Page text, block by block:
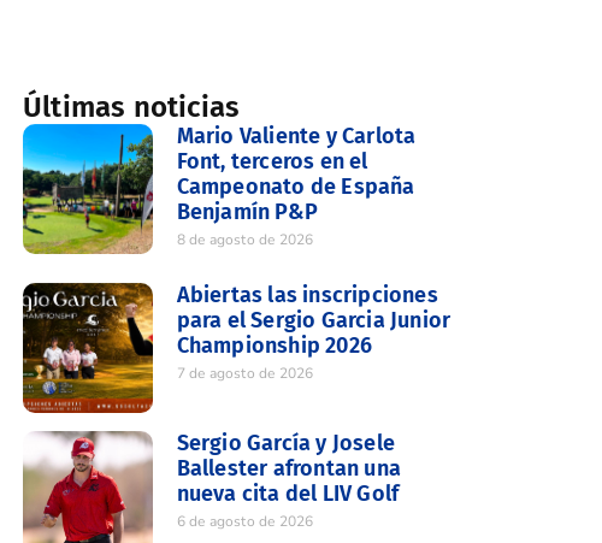
Últimas noticias
Mario Valiente y Carlota
Font, terceros en el
Campeonato de España
Benjamín P&P
8 de agosto de 2026
Abiertas las inscripciones
para el Sergio Garcia Junior
Championship 2026
7 de agosto de 2026
Sergio García y Josele
Ballester afrontan una
nueva cita del LIV Golf
6 de agosto de 2026